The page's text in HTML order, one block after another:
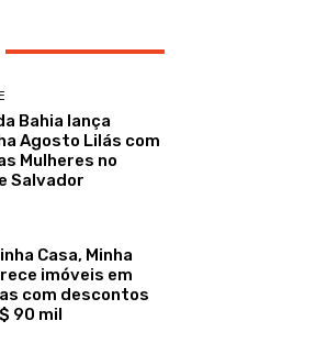
Bahia lança
Agosto Lilás com
Mulheres no
Salvador
Casa, Minha
imóveis em
com descontos
90 mil